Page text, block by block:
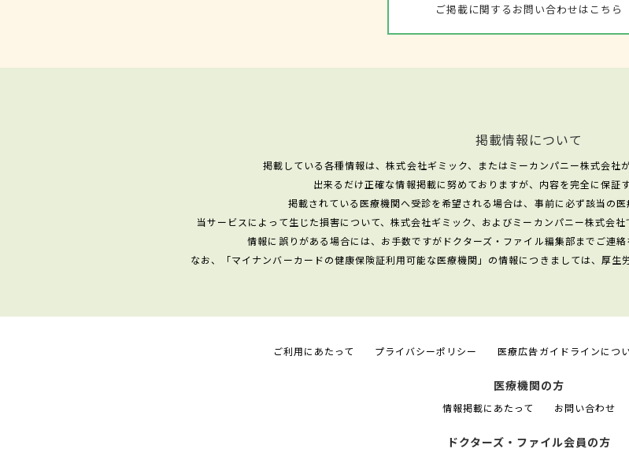
ご掲載に関するお問い合わせはこちら
掲載情報について
掲載している各種情報は、株式会社ギミック、またはミーカンパニー株式会社
出来るだけ正確な情報掲載に努めておりますが、内容を完全に保証
掲載されている医療機関へ受診を希望される場合は、事前に必ず該当の医
当サービスによって生じた損害について、株式会社ギミック、およびミーカンパニー株式会
情報に誤りがある場合には、お手数ですがドクターズ・ファイル編集部までご連絡
なお、「マイナンバーカードの健康保険証利用可能な医療機関」の情報につきましては、厚生
ご利用にあたって プライバシーポリシー 医療広告ガイドラインにつ
医療機関の方
情報掲載にあたって お問い合わせ
ドクターズ・ファイル会員の方